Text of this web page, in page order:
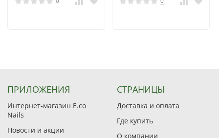
ПРИЛОЖЕНИЯ
Интернет-магазин E.co
Nails
Новости и акции
СТРАНИЦЫ
Доставка и оплата
Где купить
О компании